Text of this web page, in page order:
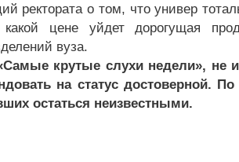
ректората о том, что универ
цене уйдет дорогущая
вуза.
крутые слухи недели», не
на статус достоверной.
остаться неизвестными.